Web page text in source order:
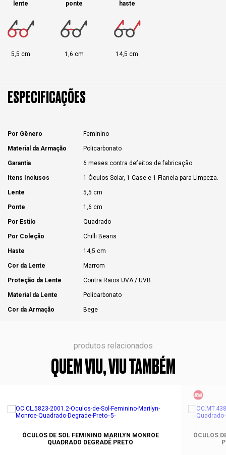
lente
5,5 cm
ponte
1,6 cm
haste
14,5 cm
ESPECIFICAÇÕES
Por Gênero Feminino
Material da Armação Policarbonato
Garantia 6 meses contra defeitos de fabricação.
Itens Inclusos 1 Óculos Solar, 1 Case e 1 Flanela para Limpeza.
Lente 5,5 cm
Ponte 1,6 cm
Por Estilo Quadrado
Por Coleção Chilli Beans
Haste 14,5 cm
Cor da Lente Marrom
Proteção da Lente Contra Raios UVA / UVB
Material da Lente Policarbonato
Cor da Armação Bege
produtos relacionados
QUEM VIU, VIU TAMBÉM
ÓCULOS DE SOL FEMININO MARILYN MONROE
QUADRADO DEGRADÊ PRETO
ÓCULOS